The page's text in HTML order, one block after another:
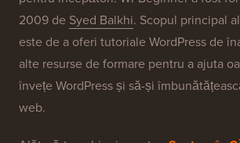
Despre WPBeginner®
WPBeginner este un site gratuit de